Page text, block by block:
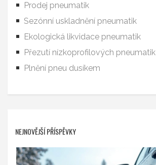
Prodej pneumatik
Sezónní uskladnění pneumatik
Ekologická likvidace pneumatik
Přezutí nízkoprofilových pneumatik
Plnění pneu dusíkem
NEJNOVĚJŠÍ PŘÍSPĚVKY